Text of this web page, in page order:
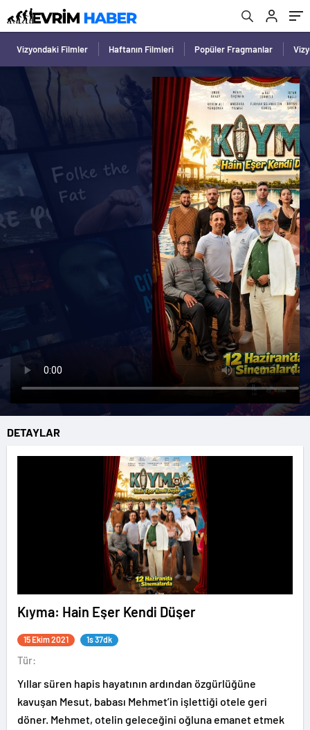
Vizyondaki Filmler Haftanın Filmleri Popüler Fragmanlar
DETAYLAR
Kıyma: Hain Eşer Kendi Düşer
15 Ekim 2021 1s 37dk
Tür:
Yıllar süren hapis hayatının ardından özgürlüğüne
kavuşan Mesut, babası Mehmet’in işlettiği otele geri
döner. Mehmet, otelin geleceğini oğluna emanet etmek